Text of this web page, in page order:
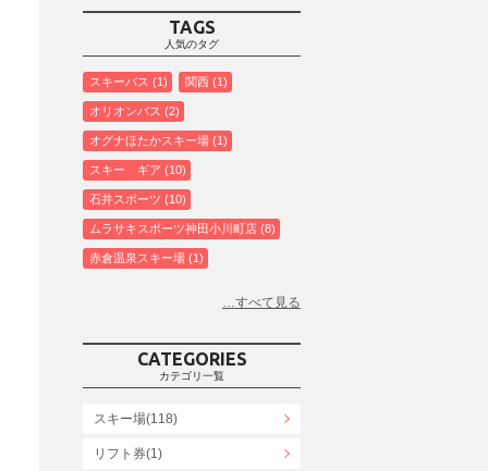
TAGS
人気のタグ
スキーバス 1 関西 1
オリオンバス 2
オグナほたかスキー場 1
スキー ギア 10
石井スポーツ 10
ムラサキスポーツ神田小川町店 8
赤倉温泉スキー場 1
鹿島槍スキー場ファミリーパーク 2
斑尾高原スキー場 4
エイブル白馬五竜＆Hakuba47
CATEGORIES
カテゴリ一覧
スキー場(118)
リフト券(1)